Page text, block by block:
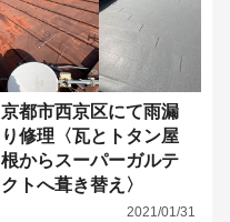
京都市西京区にて雨漏
り修理〈瓦とトタン屋
根からスーパーガルテ
クトへ葺き替え〉
2021/01/31